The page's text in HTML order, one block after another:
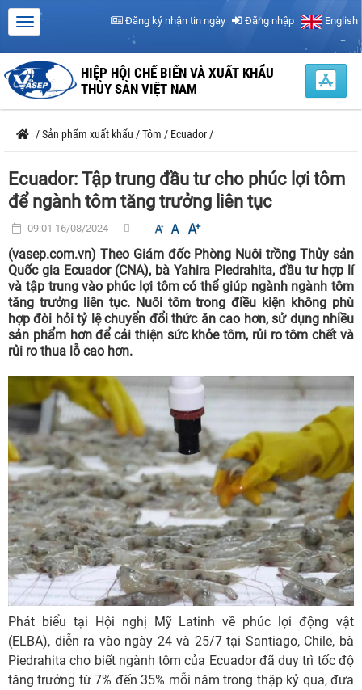
Đăng ký nhận tin ngày Đăng nhập English
HIỆP HỘI CHẾ BIẾN VÀ XUẤT KHẨU
THỦY SẢN VIỆT NAM
/Sản phẩm xuất khẩu /Tôm / Ecuador /
Ecuador: Tập trung đầu tư cho phúc lợi tôm
để ngành tôm tăng trưởng liên tục
09:01 16/08/2024
(vasep.com.vn) Theo Giám đốc Phòng Nuôi trồng Thủy sản
Quốc gia Ecuador (CNA), bà Yahira Piedrahita, đầu tư hợp lí
và tập trung vào phúc lợi tôm có thể giúp ngành ngành tôm
tăng trưởng liên tục. Nuôi tôm trong điều kiện không phù
hợp đòi hỏi tỷ lệ chuyển đổi thức ăn cao hơn, sử dụng nhiều
sản phẩm hơn để cải thiện sức khỏe tôm, rủi ro tôm chết và
rủi ro thua lỗ cao hơn.
Phát biểu tại Hội nghị Mỹ Latinh về phúc lợi động vật
(ELBA), diễn ra vào ngày 24 và 25/7 tại Santiago, Chile, bà
Piedrahita cho biết ngành tôm của Ecuador đã duy trì tốc độ
tăng trưởng từ 7% đến 35% mỗi năm trong thập kỷ qua, đưa